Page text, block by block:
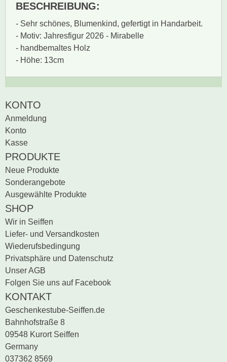
BESCHREIBUNG:
- Sehr schönes, Blumenkind, gefertigt in Handarbeit.
- Motiv: Jahresfigur 2026 - Mirabelle
- handbemaltes Holz
- Höhe: 13cm
Produktrezensionen.
Sei der erste, der
Bewertung schreiben
KONTO
Anmeldung
Konto
Kasse
PRODUKTE
Neue Produkte
Sonderangebote
Ausgewählte Produkte
SHOP
Wir in Seiffen
Liefer- und Versandkosten
Wiederufsbedingung
Privatsphäre und Datenschutz
Unser AGB
Folgen Sie uns auf Facebook
KONTAKT
Geschenkestube-Seiffen.de
Bahnhofstraße 8
09548 Kurort Seiffen
Germany
037362 8569